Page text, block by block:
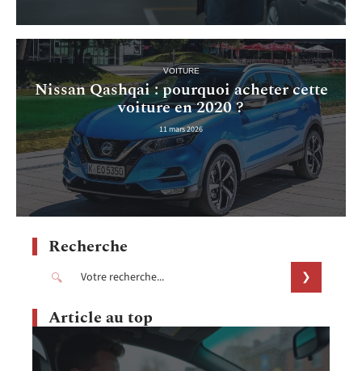
VOITURE
Nissan Qashqai : pourquoi acheter cette
voiture en 2020 ?
11 mars 2026
Recherche
Article au top